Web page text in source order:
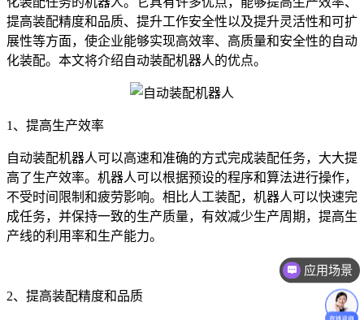
提高装配精度和品质、提升工作安全性以及提升灵活性和可扩
展性等方面，使企业能够实现高效率、高质量和安全性的自动
化装配。本文将介绍自动装配机器人的优点。
1、提高生产效率
自动装配机器人可以高速和准确的方式完成装配任务，大大提
高了生产效率。机器人可以根据预设的程序和算法进行操作，
不受时间限制和疲劳影响。相比人工装配，机器人可以快速完
成任务，并保持一致的生产质量，有效减少生产周期，提高生
产线的利用率和生产能力。
2、提高装配精度和品质
应用场景